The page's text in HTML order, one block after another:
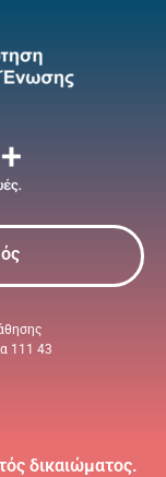
111 43
δικαιώματος.